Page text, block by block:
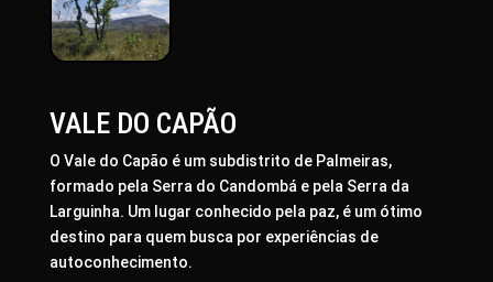
VALE DO CAPÃO
O Vale do Capão é um subdistrito de Palmeiras,
formado pela Serra do Candombá e pela Serra da
Larguinha. Um lugar conhecido pela paz, é um ótimo
destino para quem busca por experiências de
autoconhecimento.